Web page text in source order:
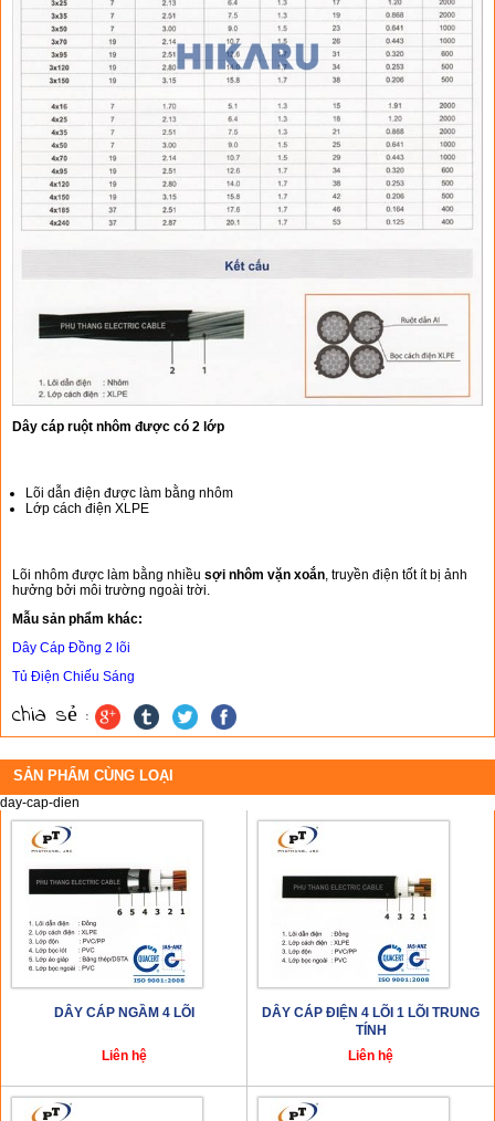
Dây cáp ruột nhôm được có 2 lớp
Lõi dẫn điện được làm bằng nhôm
Lớp cách điện XLPE
Lõi nhôm được làm bằng nhiều sợi nhôm vặn xoắn, truyền điện tốt ít bị ảnh
hưởng bởi môi trường ngoài trời.
Mẫu sản phẩm khác:
Dây Cáp Đồng 2 lõi
Tủ Điện Chiếu Sáng
chia sẻ :
SẢN PHẨM CÙNG LOẠI
day-cap-dien
DÂY CÁP NGẦM 4 LÕI
Liên hệ
DÂY CÁP ĐIỆN 4 LÕI 1 LÕI TRUNG
TÍNH
Liên hệ